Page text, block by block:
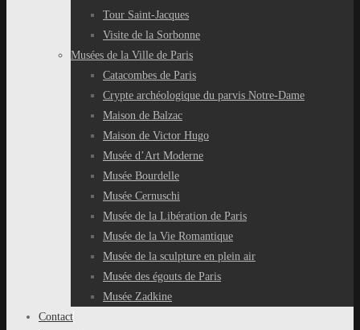
Tour Saint-Jacques
Visite de la Sorbonne
Musées de la Ville de Paris
Catacombes de Paris
Crypte archéologique du parvis Notre-Dame
Maison de Balzac
Maison de Victor Hugo
Musée d’Art Moderne
Musée Bourdelle
Musée Cernuschi
Musée de la Libération de Paris
Musée de la Vie Romantique
Musée de la sculpture en plein air
Musée des égouts de Paris
Musée Zadkine
Contact